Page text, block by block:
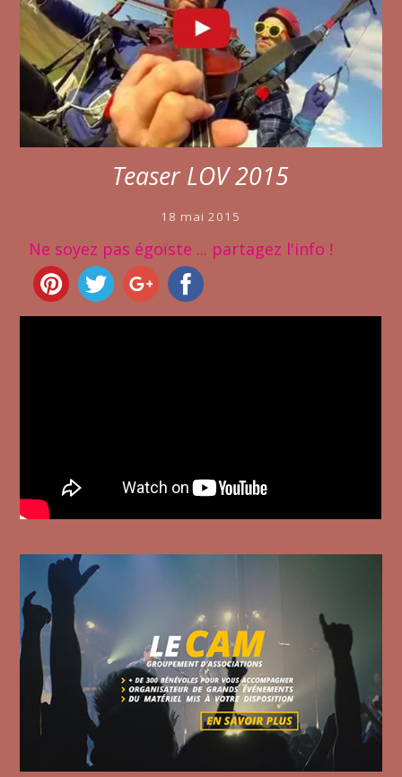
Teaser LOV 2015
18 mai 2015
Ne soyez pas égoïste ... partagez l'info !